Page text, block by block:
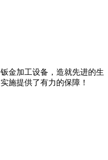
金加工设备，造就先进的生
施提供了有力的保障！